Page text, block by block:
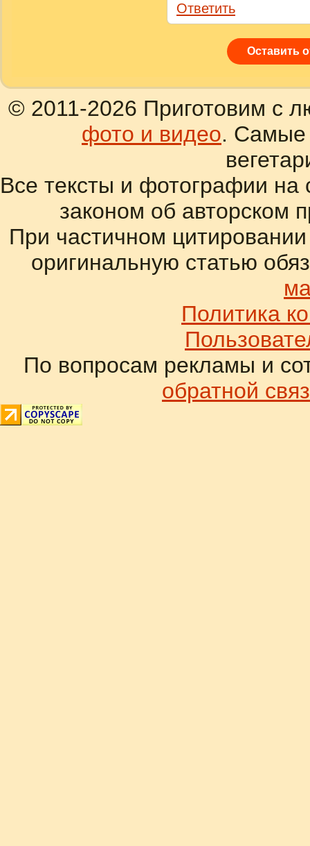
Ответить
Оставить
© 2011-2026 Приготовим с
фото и видео. Самые
Все тексты и фотографии
законом об авторском
При частичном
оригинальную статью
Политика
По вопросам рекламы и
обратной